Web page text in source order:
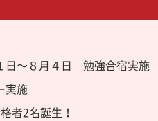
日～８月４日 勉強合宿実施
実施
者2名誕生！